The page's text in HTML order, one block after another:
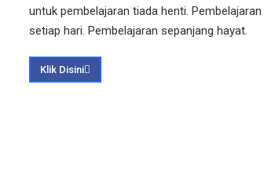
untuk pembelajaran tiada henti. Pembelajaran
setiap hari. Pembelajaran sepanjang hayat.
Klik Disini